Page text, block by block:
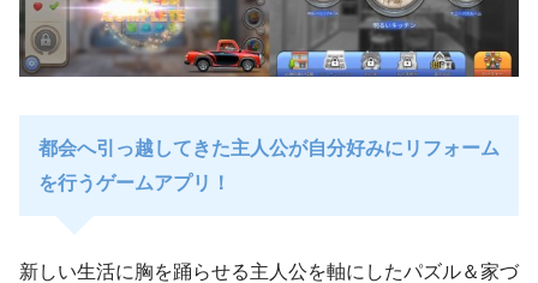
都会へ引っ越してきた主人公が自分好みにリフォーム
を行うゲームアプリ！
新しい生活に胸を踊らせる主人公を軸にしたパズル＆家づ